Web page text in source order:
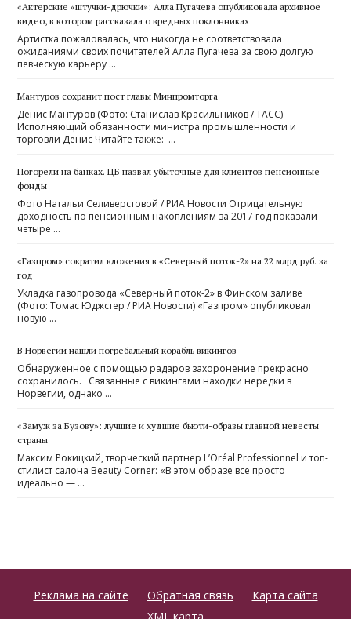
«Актерские «штучки-дрючки»: Алла Пугачева опубликовала архивное
видео, в котором рассказала о вредных поклонниках
Артистка пожаловалась, что никогда не соответствовала
ожиданиями своих почитателей Алла Пугачева за свою долгую
певческую карьеру …
Мантуров сохранит пост главы Минпромторга
Денис Мантуров (Фото: Станислав Красильников / ТАСС)
Исполняющий обязанности министра промышленности и
торговли Денис Читайте также: …
Погорели на банках. ЦБ назвал убыточные для клиентов пенсионные
фонды
Фото Натальи Селиверстовой / РИА Новости Отрицательную
доходность по пенсионным накоплениям за 2017 год показали
четыре …
«Газпром» сократил вложения в «Северный поток-2» на 22 млрд руб. за
год
Укладка газопровода «Северный поток-2» в Финском заливе
(Фото: Томас Юджстер / РИА Новости) «Газпром» опубликовал
новую …
В Норвегии нашли погребальный корабль викингов
Обнаруженное с помощью радаров захоронение прекрасно
сохранилось. Связанные с викингами находки нередки в
Норвегии, однако …
«Замуж за Бузову»: лучшие и худшие бьюти-образы главной невесты
страны
Максим Рокицкий, творческий партнер L’Oréal Professionnel и топ-
стилист салона Beauty Corner: «В этом образе все просто
идеально — …
Реклама на сайте Обратная связь
Карта сайта